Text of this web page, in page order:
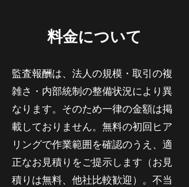
料金について
監査報酬は、法人の規模・取引の複
雑さ・内部統制の整備状況により異
なります。そのため一律の金額は掲
載しておりません。無料の初回ヒア
リングで作業範囲を確認のうえ、適
正なお見積りをご提示します（お見
積りは無料、他社比較歓迎）。不当